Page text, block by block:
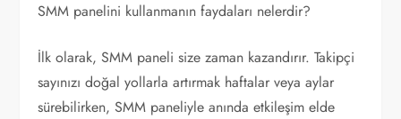
SMM panelini kullanmanın faydaları nelerdir?
İlk olarak, SMM paneli size zaman kazandırır. Takipçi
sayınızı doğal yollarla artırmak haftalar veya aylar
sürebilirken, SMM paneliyle anında etkileşim elde